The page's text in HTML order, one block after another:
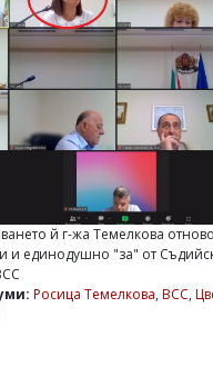
й г-жа Темелкова
и единодушно "за" от
Росица Темелкова, ВСС,